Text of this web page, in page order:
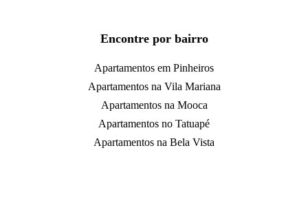
Encontre por bairro
Apartamentos em Pinheiros
Apartamentos na Vila Mariana
Apartamentos na Mooca
Apartamentos no Tatuapé
Apartamentos na Bela Vista